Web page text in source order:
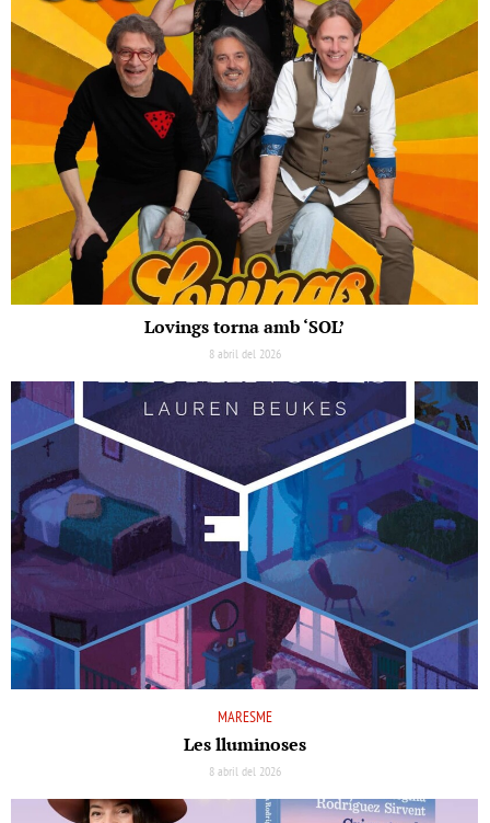
Lovings torna amb ‘SOL’
8 abril del 2026
MARESME
Les lluminoses
8 abril del 2026